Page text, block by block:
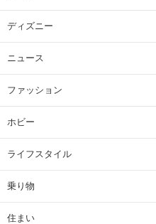
ディズニー
ニュース
ファッション
ホビー
ライフスタイル
乗り物
住まい